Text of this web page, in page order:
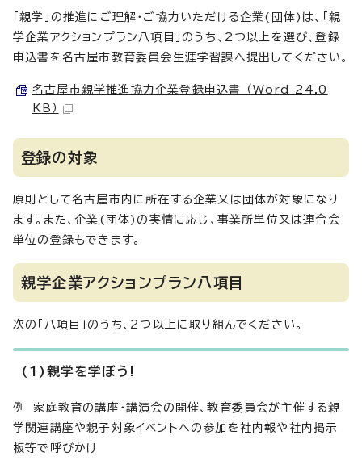
「親学」の推進にご理解・ご協力いただける企業(団体)は、「親
学企業アクションプラン八項目」のうち、2つ以上を選び、登録
申込書を名古屋市教育委員会生涯学習課へ提出してください。
名古屋市親学推進協力企業登録申込書 （Word 24.0
KB）
登録の対象
原則として名古屋市内に所在する企業又は団体が対象になり
ます。また、企業(団体)の実情に応じ、事業所単位又は連合会
単位の登録もできます。
親学企業アクションプラン八項目
次の「八項目」のうち、2つ以上に取り組んでください。
(1)親学を学ぼう!
例 家庭教育の講座・講演会の開催、教育委員会が主催する親
学関連講座や親子対象イベントへの参加を社内報や社内掲示
板等で呼びかけ